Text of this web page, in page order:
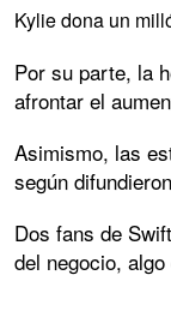
Kylie dona un
Por su parte, la
afrontar el
Asimismo, las
según
Dos fans de
del negocio,